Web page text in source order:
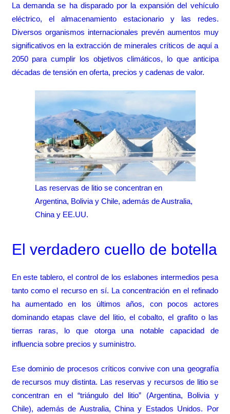
La demanda se ha disparado por la expansión del vehículo
eléctrico, el almacenamiento estacionario y las redes.
Diversos organismos internacionales prevén aumentos muy
significativos en la extracción de minerales críticos de aquí a
2050 para cumplir los objetivos climáticos, lo que anticipa
décadas de tensión en oferta, precios y cadenas de valor.
Las reservas de litio se concentran en
Argentina, Bolivia y Chile, además de Australia,
China y EE.UU.
El verdadero cuello de botella
En este tablero, el control de los eslabones intermedios pesa
tanto como el recurso en sí. La concentración en el refinado
ha aumentado en los últimos años, con pocos actores
dominando etapas clave del litio, el cobalto, el grafito o las
tierras raras, lo que otorga una notable capacidad de
influencia sobre precios y suministro.
Ese dominio de procesos críticos convive con una geografía
de recursos muy distinta. Las reservas y recursos de litio se
concentran en el “triángulo del litio” (Argentina, Bolivia y
Chile), además de Australia, China y Estados Unidos. Por